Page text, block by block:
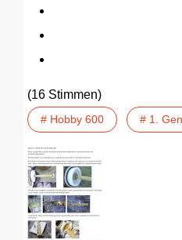
(16 Stimmen)
# Hobby 600 # 1.